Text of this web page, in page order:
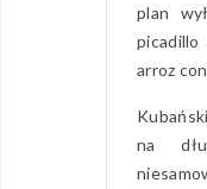
plan
picadillo
arroz
na